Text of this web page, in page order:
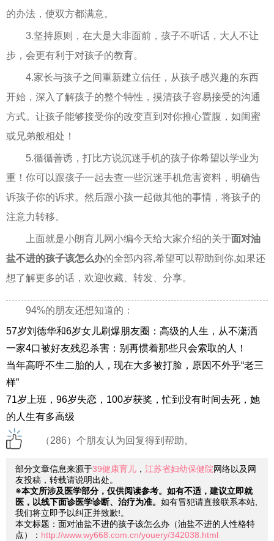
的办法，使双方都满意。
3.坚持原则，在大是大非面前，孩子不听话，大人不让
步，会更有利于对孩子的教育。
4.家长与孩子之间重新建立信任，从孩子感兴趣的东西
开始，深入了解孩子的整个特性，摸清孩子容易接受的沟通
方式。让孩子能够接受你的改变直到对你推心置腹，如闺蜜
或兄弟般相处！
5.循循善诱，打比方说沉迷手机的孩子你希望以学业为
重！你可以跟孩子一起去查一些沉迷手机危害资料，明确告
诉孩子你的诉求。然后跟小孩一起做其他的事情，将孩子的
注意力转移。
上面就是小朗育儿网小编今天给大家介绍的关于面对油
盐不进的孩子该怎么办的全部内容,希望可以帮助到你,如果还
想了解更多的话，欢迎收藏、转发、分享。
94%的朋友还想知道的：
57岁刘德华和6岁女儿刷爆朋友圈：高级的人生，从不潇洒
一家4口被好友残忍杀害：别再惯着那些只会索取的人！
当年高呼不生二胎的人，现在大多被打脸，原因不外乎“老三
样”
71岁上班，96岁失恋，100岁获奖，忙到没有时间去死，她
的人生有多高级
（286）个朋友认为回复得到帮助。
部分文章信息来源于39健康育儿 ， 江苏省妇幼保健院网络以及网
友投稿，转载请说明出处。
※本文所涉及医学部分，仅供阅读参考。如有不适，建议立即就
医，以线下面诊医学诊断、治疗为准。 如有冒犯请直接联系本站,
我们将立即予以纠正并致歉!。
本文标题：面对油盐不进的孩子该怎么办（油盐不进的人性格特
点）： http://www.wy668.com.cn/youery/342038.html